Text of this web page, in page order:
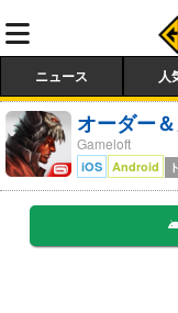
ニュース 人
オーダー
Gameloft
iOS Android